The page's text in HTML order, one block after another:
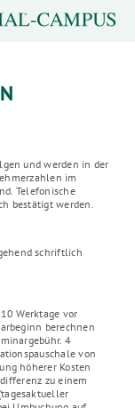
und werden in der
im
Telefonische
bestätigt werden.
schriftlich
Werktage vor
berechnen
4
von
höherer Kosten
zu einem